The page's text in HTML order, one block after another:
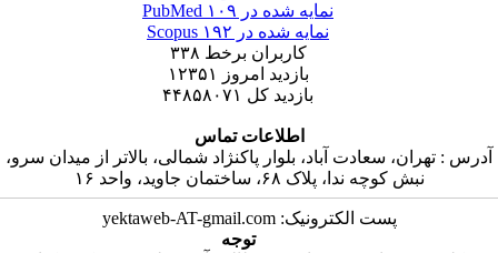
نمایه شده در PubMed ۱۰۹
نمایه شده در Scopus ۱۹۲
کاربران برخط ۳۳۸
بازدید امروز
۱۲۳۵۱
بازدید کل ۴۴۸۵۸۰۷۱
اطلاعات تماس
آدرس : تهران، سعادت آباد، بلوار پاکنژاد شمالی، بالاتر از میدان سرو،
نبش کوچه ندا، پلاک ۶۸، ساختمان جاوید، واحد ۱۶
پست الکترونیک: yektaweb-AT-gmail.com
توجه